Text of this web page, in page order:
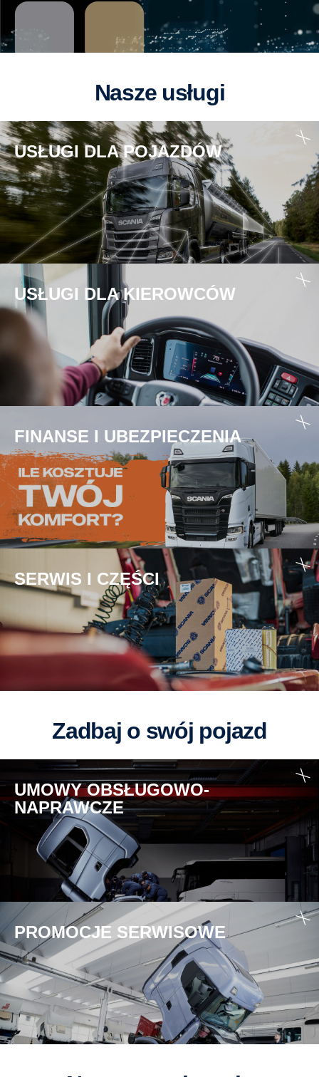
Nasze usługi
USŁUGI DLA POJAZDÓW
USŁUGI DLA KIEROWCÓW
FINANSE I UBEZPIECZENIA
SERWIS I CZĘŚCI
Zadbaj o swój pojazd
UMOWY OBSŁUGOWO-
NAPRAWCZE
PROMOCJE SERWISOWE